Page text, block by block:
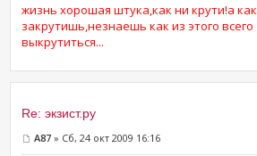
жизнь хорошая штука,как ни крути!а как
закрутишь,незнаешь как из этого всего
выкрутиться...
Re: экзист.ру
A87 » Сб, 24 окт 2009 16:16